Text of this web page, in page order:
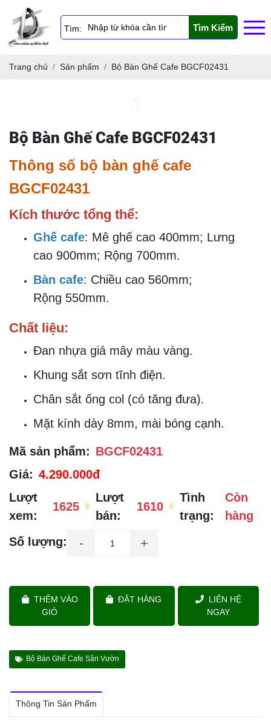
Tìm: Tìm Kiếm
Trang chủ Sản phẩm Bộ Bàn Ghế Cafe BGCF02431
Bộ Bàn Ghế Cafe BGCF02431
Thông số bộ bàn ghế cafe
BGCF02431
Kích thước tổng thể:
Ghế cafe: Mê ghế cao 400mm; Lưng
cao 900mm; Rộng 700mm.
Bàn cafe
: Chiều cao 560mm;
Rộng 550mm.
Đan nhựa giả mây màu vàng.
Khung sắt sơn tĩnh điện.
Mặt kính dày 8mm, mài bóng cạnh.
Mã sản phẩm: BGCF02431
Giá: 4.290.000đ